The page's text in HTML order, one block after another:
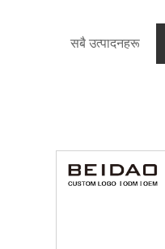
सबै उत्पादनहरू